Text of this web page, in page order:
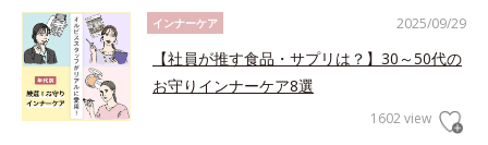
2025/09/29
インナーケア
【社員が推す食品・サプリは？】30～50代の
お守りインナーケア8選
1602 view